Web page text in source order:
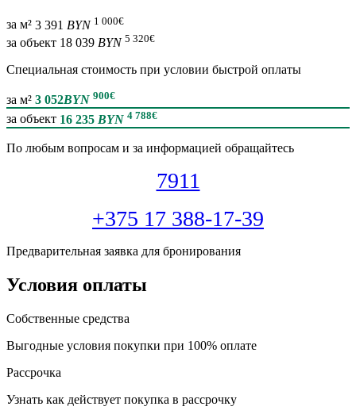
за м² 3 391 BYN 1 000€
за объект 18 039 BYN 5 320€
Специальная cтоимость при условии быстрой оплаты
за м² 3 052BYN 900€
за объект 16 235 BYN 4 788€
По любым вопросам и за информацией обращайтесь
7911
+375 17 388-17-39
Предварительная заявка для бронирования
Условия оплаты
Собственные средства
Выгодные условия покупки при 100% оплате
Рассрочка
Узнать как действует покупка в рассрочку